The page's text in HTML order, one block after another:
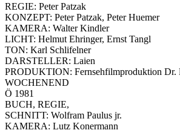
REGIE: Peter Patzak
KONZEPT: Peter Patzak, Peter Huemer
KAMERA: Walter Kindler
LICHT: Helmut Ehringer, Ernst Tangl
TON: Karl Schlifelner
DARSTELLER: Laien
PRODUKTION: Fernsehfilmproduktion Dr.
WOCHENEND
Ö 1981
BUCH, REGIE,
SCHNITT: Wolfram Paulus jr.
KAMERA: Lutz Konermann